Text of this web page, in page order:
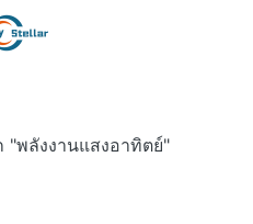
พลังงานแสงอาทิตย์"